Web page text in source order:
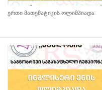
ერთი მათემატიკის ოლიმპიადა